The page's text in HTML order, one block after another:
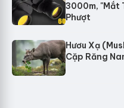
3000m, "Mắt
Phượt
Hươu Xạ
Cặp Răng